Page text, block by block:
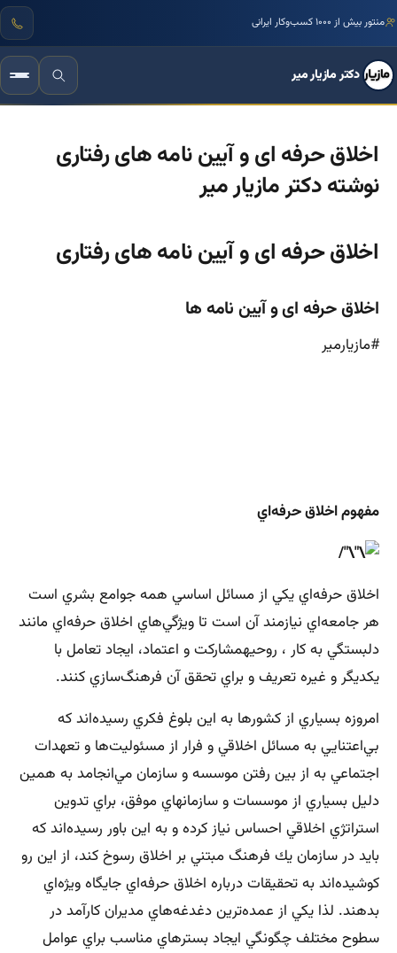
مرجع تخصصی زبان بدن و فنون مذاکره ایران
دکتر مازیار میر
اخلاق حرفه ای و آیین نامه های رفتاری
نوشته دکتر مازیار میر
اخلاق حرفه ای و آیین نامه های رفتاری
اخلاق حرفه ای و آیین نامه ها
#مازیارمیر
مفهوم اخلاق حرفه‌اي
اخلاق حرفه‌اي يكي از مسائل اساسي همه جوامع بشري است
هر جامعه‌اي نيازمند آن است تا ويژگي‌هاي اخلاق حرفه‌اي مانند
دلبستگي به كار ، روحيهمشاركت و اعتماد، ايجاد تعامل با
يكديگر و غيره تعريف و براي تحقق آن فرهنگ‌سازي كنند.
امروزه بسياري از كشورها به اين بلوغ فكري رسيده‌اند كه
بي‌اعتنايي به مسائل اخلاقي و فرار از مسئوليت‌ها و تعهدات
اجتماعي به از بين رفتن موسسه و سازمان مي‌انجامد به همين
دليل بسياري از موسسات و سازمانهاي موفق، براي تدوين
استراتژي اخلاقي احساس نياز كرده و به اين باور رسيده‌اند كه
بايد در سازمان يك فرهنگ مبتني بر اخلاق رسوخ كند، از اين رو
كوشيده‌اند به تحقيقات درباره اخلاق حرفه‌اي جايگاه ويژه‌اي
بدهند. لذا يكي از عمده‌ترين دغدغه‌هاي مديران كارآمد در
سطوح مختلف چگونگي ايجاد بسترهاي مناسب براي عوامل